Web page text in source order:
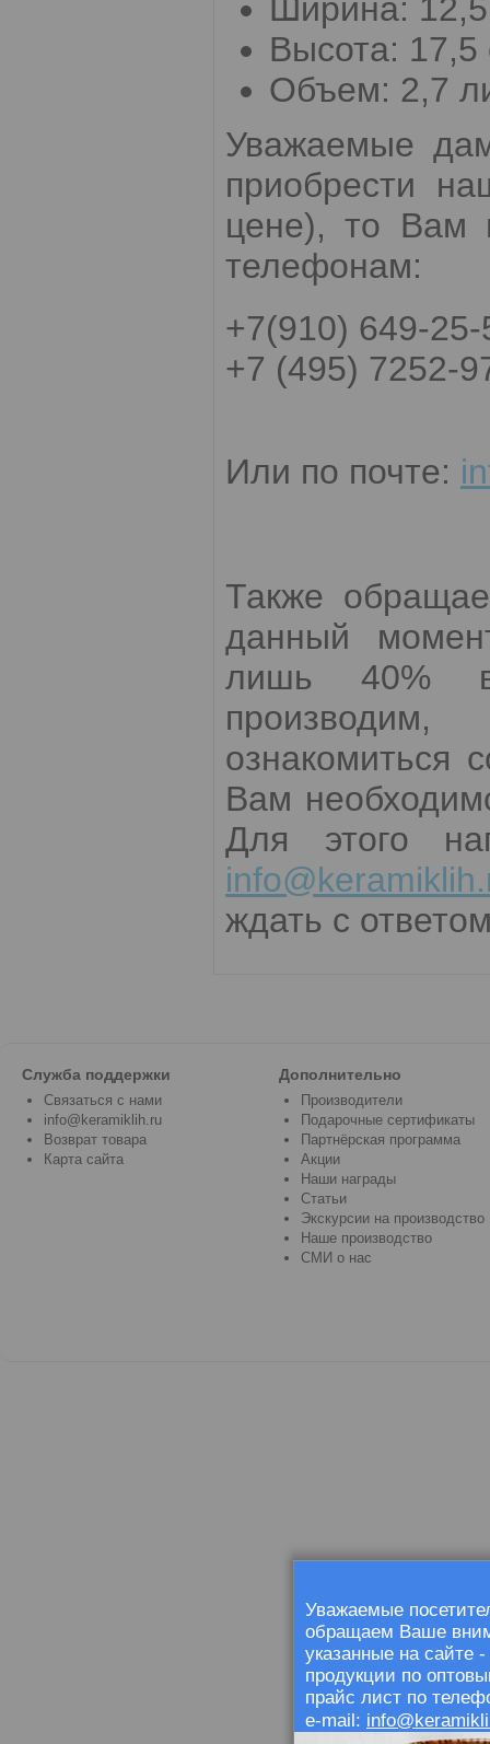
Ширина:
Высота: 17,5
Объем: 2,7
Уважаемые
приобрести
цене), то Вам
телефонам:
+7(910) 649-25-
+7 (495) 7252-
Или по почте:
Также
данный
лишь 40%
ознакомиться
Вам
Для этого
ждать с
Служба поддержки
Связаться с нами
info@keramiklih.ru
Возврат товара
Карта сайта
Дополнительно
Производители
Подарочные сертификаты
Партнёрская программа
Акции
Наши награды
Статьи
Экскурсии на производство
Наше производство
СМИ о нас
Уважаемые
обращаем Ваше
указанные на сайте
продукции по
прайс лист по
e-mail: